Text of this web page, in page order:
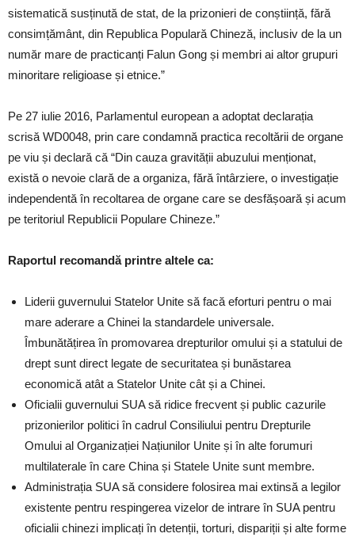
sistematică susținută de stat, de la prizonieri de conștiință, fără
consimțământ, din Republica Populară Chineză, inclusiv de la un
număr mare de practicanți Falun Gong și membri ai altor grupuri
minoritare religioase și etnice.”
Pe 27 iulie 2016, Parlamentul european a adoptat declarația
scrisă WD0048, prin care condamnă practica recoltării de organe
pe viu și declară că “Din cauza gravității abuzului menționat,
există o nevoie clară de a organiza, fără întârziere, o investigație
independentă în recoltarea de organe care se desfășoară și acum
pe teritoriul Republicii Populare Chineze.”
Raportul recomandă printre altele ca:
Liderii guvernului Statelor Unite să facă eforturi pentru o mai
mare aderare a Chinei la standardele universale.
Îmbunătățirea în promovarea drepturilor omului și a statului de
drept sunt direct legate de securitatea și bunăstarea
economică atât a Statelor Unite cât și a Chinei.
Oficialii guvernului SUA să ridice frecvent și public cazurile
prizonierilor politici în cadrul Consiliului pentru Drepturile
Omului al Organizației Națiunilor Unite și în alte forumuri
multilaterale în care China și Statele Unite sunt membre.
Administrația SUA să considere folosirea mai extinsă a legilor
existente pentru respingerea vizelor de intrare în SUA pentru
oficialii chinezi implicați în detenții, torturi, dispariții și alte forme